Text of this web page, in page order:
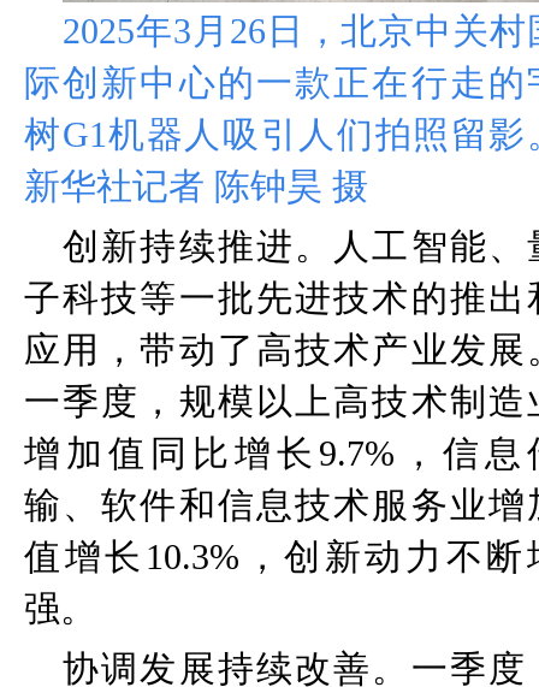
2025年3 月 26 日，北京中关村
际创新中心的一款正在行走的
树G1机器人吸引人们拍照留影
新华社记者 陈钟昊 摄
创新持续推进。人工智能、
子科技等一批先进技术的推出
应用，带动了高技术产业发展
一季度，规模以上高技术制造
增加值同比增长 9.7% ，信息
输、软件和信息技术服务业增
值增长 10.3% ，创新动力不断
强。
协调发展持续改善。一季度